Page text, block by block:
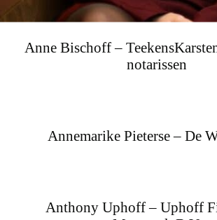
Anne Bischoff –
notarissen
Annemarike Pieterse – De
Anthony Uphoff – Uphoff